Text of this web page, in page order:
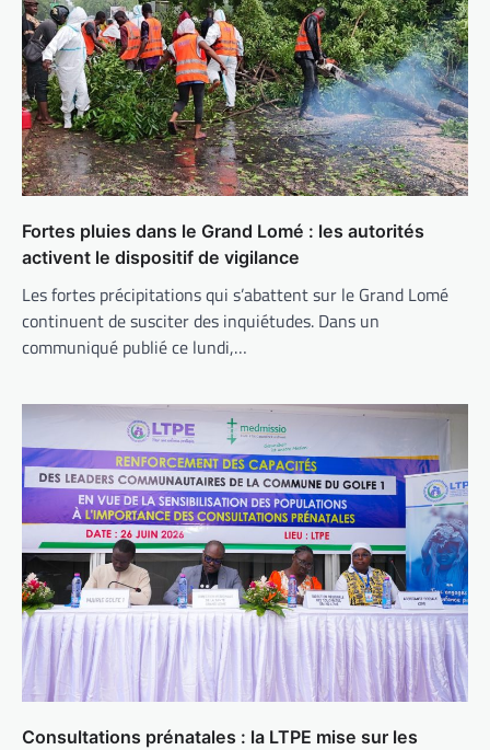
Fortes pluies dans le Grand Lomé : les autorités
activent le dispositif de vigilance
Les fortes précipitations qui s’abattent sur le Grand Lomé
continuent de susciter des inquiétudes. Dans un
communiqué publié ce lundi,…
Consultations prénatales : la LTPE mise sur les